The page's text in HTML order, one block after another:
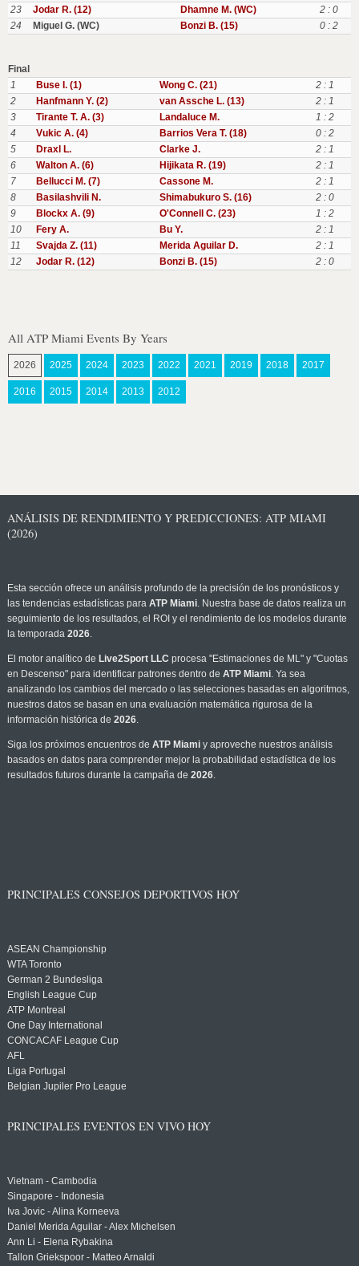
23 Jodar R. (12) Dhamne M. (WC)
2 : 0
24
Miguel G. (WC) Bonzi B. (15) 0 : 2
Final
1
Buse I. (1) Wong C. (21)
2 : 1
2
Hanfmann Y. (2) van Assche L. (13)
2 : 1
3
Tirante T. A. (3) Landaluce M.
1 : 2
4
Vukic A. (4) Barrios Vera T. (18)
0 : 2
5
Draxl L. Clarke J.
2 : 1
6
Walton A. (6) Hijikata R. (19)
2 : 1
7
Bellucci M. (7) Cassone M.
2 : 1
8
Basilashvili N. Shimabukuro S. (16)
2 : 0
9
Blockx A. (9) O'Connell C. (23)
1 : 2
10
Fery A. Bu Y.
2 : 1
11
Svajda Z. (11) Merida Aguilar D.
2 : 1
12
Jodar R. (12) Bonzi B. (15) 2 : 0
All ATP Miami Events By Years
2026 2025 2024 2023 2022 2021 2019 2018 2017
2016 2015 2014 2013 2012
ANÁLISIS DE RENDIMIENTO Y PREDICCIONES: ATP MIAMI
(2026)
Esta sección ofrece un análisis profundo de la precisión de los pronósticos y
las tendencias estadísticas para ATP Miami. Nuestra base de datos realiza un
seguimiento de los resultados, el ROI y el rendimiento de los modelos durante
la temporada 2026.
El motor analítico de Live2Sport LLC procesa "Estimaciones de ML" y "Cuotas
en Descenso" para identificar patrones dentro de ATP Miami. Ya sea
analizando los cambios del mercado o las selecciones basadas en algoritmos,
nuestros datos se basan en una evaluación matemática rigurosa de la
información histórica de 2026.
Siga los próximos encuentros de ATP Miamiy aproveche nuestros análisis
basados en datos para comprender mejor la probabilidad estadística de los
resultados futuros durante la campaña de 2026.
PRINCIPALES CONSEJOS DEPORTIVOS HOY
ASEAN Championship
WTA Toronto
German 2 Bundesliga
English League Cup
ATP Montreal
One Day International
CONCACAF League Cup
AFL
Liga Portugal
Belgian Jupiler Pro League
PRINCIPALES EVENTOS EN VIVO HOY
Vietnam - Cambodia
Singapore - Indonesia
Iva Jovic - Alina Korneeva
Daniel Merida Aguilar - Alex Michelsen
Ann Li - Elena Rybakina
Tallon Griekspoor - Matteo Arnaldi